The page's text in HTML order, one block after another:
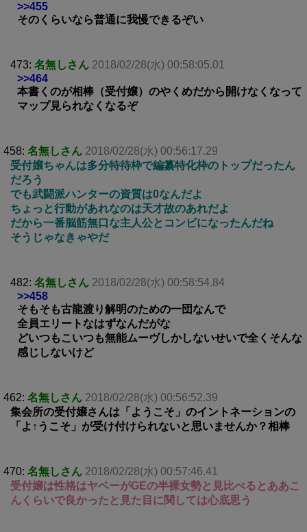
>>455
そのくらいなら普通に我慢できるぞい
473: 名無しさん 2018/02/28(水) 00:58:05.01
>>464
本書くのが相棒（受付嬢）のやくめだから開けなくなって
マップ見られなくなるぞ
458: 名無しさん 2018/02/28(水) 00:56:17.29
受付嬢ちゃんは多分特待枠で編纂特化枠のトップだったん
だろう
でも武闘派ハンターの資質は0なんだよ
ちょっと行動があれなのは天才故のあれだよ
だから一番脳筋無口な主人公とコンビになったんだね
そうじゃなきゃやだ
482: 名無しさん 2018/02/28(水) 00:58:54.84
>>458
そもそも古龍渡り解明のための一団なんで
全員エリートなはずなんだがな
どいつもこいつも無能ムーヴしかしないせいで全くそんな
感じしないけど
462: 名無しさん 2018/02/28(水) 00:56:52.39
集会所の受付嬢さんは「ようこそ」のイントネーションの
「よ↑うこそ」が受け付けられないと思いませんか？相棒
470: 名無しさん 2018/02/28(水) 00:57:46.41
受付嬢は性格はヤベーがGEの半裸女勢と見比べるとああこ
んくらいで良かったと見た目に関しては心底思う